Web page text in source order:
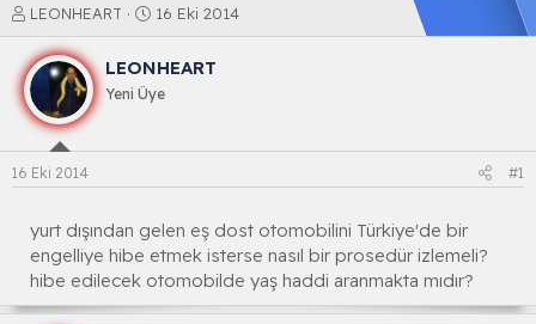
K
o
n
b
u
y
a
l
a
t
a
n
LEONHEART
B
a
l
a
ç
a
r
h
i
16 Eki 2014
LEONHEART
Yeni Üye
16 Eki 2014 #1
yurt dışından gelen eş dost otomobilini Türkiye'de bir
engelliye hibe etmek isterse nasıl bir prosedür izlemeli?
hibe edilecek otomobilde yaş haddi aranmakta mıdır?